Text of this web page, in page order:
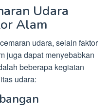
Udara
Alam
udara, selain faktor
juga dapat menyebabkan
beberapa kegiatan
udara: